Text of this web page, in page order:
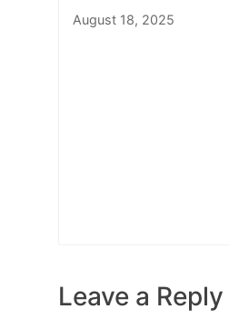
August 18, 2025
Leave a Reply